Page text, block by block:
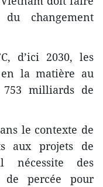
changement
d’ici 2030, les
en la matière au
milliards de
le contexte de
aux projets de
nécessite des
percée pour